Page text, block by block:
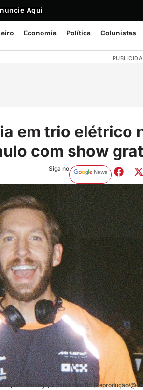
Aqui
Economia Política Colunistas
em trio elétrico
com show
Siga no
um domingo, a partir das 11h (Reprodução/